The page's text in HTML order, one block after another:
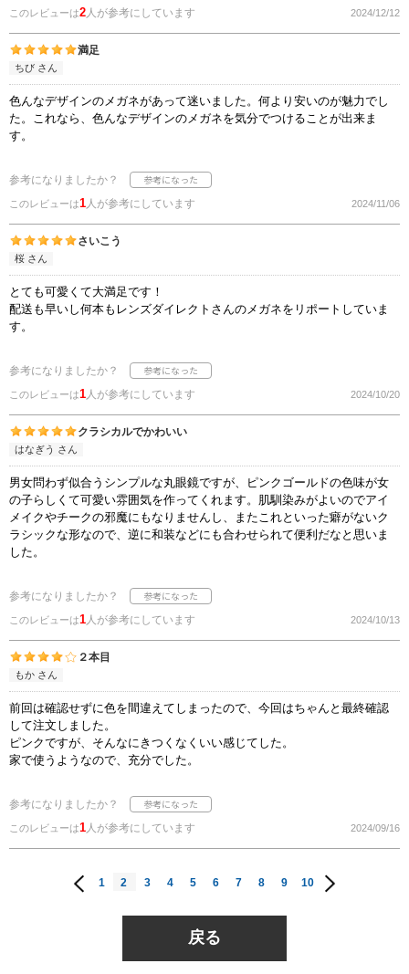
このレビューは2人が参考にしています 2024/12/12
満足
ちび さん
色んなデザインのメガネがあって迷いました。何より安いのが魅力でし
た。これなら、色んなデザインのメガネを気分でつけることが出来ま
す。
参考になりましたか？
このレビューは1人が参考にしています 2024/11/06
さいこう
桜 さん
とても可愛くて大満足です！
配送も早いし何本もレンズダイレクトさんのメガネをリポートしていま
す。
参考になりましたか？
このレビューは1人が参考にしています 2024/10/20
クラシカルでかわいい
はなぎう さん
男女問わず似合うシンプルな丸眼鏡ですが、ピンクゴールドの色味が女
の子らしくて可愛い雰囲気を作ってくれます。肌馴染みがよいのでアイ
メイクやチークの邪魔にもなりませんし、またこれといった癖がないク
ラシックな形なので、逆に和装などにも合わせられて便利だなと思いま
した。
参考になりましたか？
このレビューは1人が参考にしています 2024/10/13
２本目
もか さん
前回は確認せずに色を間違えてしまったので、今回はちゃんと最終確認
して注文しました。
ピンクですが、そんなにきつくなくいい感じてした。
家で使うようなので、充分でした。
参考になりましたか？
このレビューは1人が参考にしています 2024/09/16
1 2 3 4 5 6 7 8 9 10
戻る